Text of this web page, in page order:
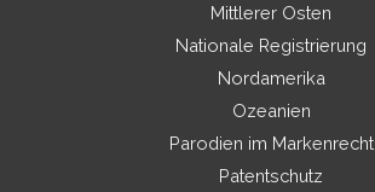
Mittlerer Osten
Nationale Registrierung
Nordamerika
Ozeanien
Parodien im Markenrecht
Patentschutz